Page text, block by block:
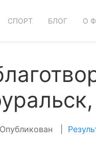
СПОРТ БЛОГ О